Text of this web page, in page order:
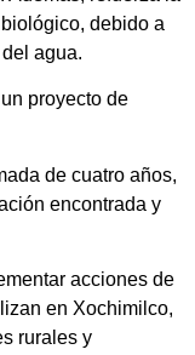
debido a
agua.
proyecto de
de cuatro años,
encontrada y
acciones de
en Xochimilco,
rurales y